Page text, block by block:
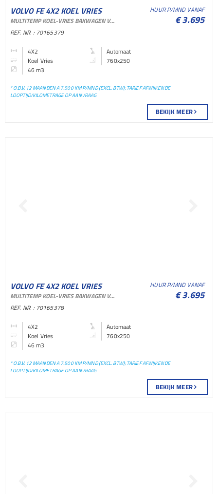
VOLVO FE 4X2 KOEL VRIES
BAKWAGEN KOEL VRIES
BAKWAGEN
MULTITEMP KOEL-VRIES BAKWAGEN VOOR VERHUUR EN SHORTLEASE
HUUR P/MND VANAF
€ 3.695
REF. NR. : 70165379
4X2
Automaat
Koel Vries
760x250
46 m3
* O.B.V. 12 MAANDEN A 7.500 KM P/MND (EXCL. BTW); TARIEF AFWIJKENDE
LOOPTIJD/KILOMETRAGE OP AANVRAAG
BEKIJK MEER
VOLVO FE 4X2 KOEL VRIES
BAKWAGEN KOEL VRIES
BAKWAGEN
MULTITEMP KOEL-VRIES BAKWAGEN VOOR VERHUUR EN SHORTLEASE
HUUR P/MND VANAF
€ 3.695
REF. NR. : 70165378
4X2
Automaat
Koel Vries
760x250
46 m3
* O.B.V. 12 MAANDEN A 7.500 KM P/MND (EXCL. BTW); TARIEF AFWIJKENDE
LOOPTIJD/KILOMETRAGE OP AANVRAAG
BEKIJK MEER